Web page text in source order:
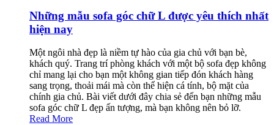
Những mẫu sofa góc chữ L được yêu thích nhất
hiện nay
Một ngôi nhà đẹp là niềm tự hào của gia chủ với bạn bè,
khách quý. Trang trí phòng khách với một bộ sofa đẹp không
chỉ mang lại cho bạn một không gian tiếp đón khách hàng
sang trọng, thoải mái mà còn thể hiện cá tính, bộ mặt của
chính gia chủ. Bài viết dưới đây chia sẻ đến bạn những mẫu
sofa góc chữ L đẹp ấn tượng, mà bạn không nên bỏ lỡ.
Read More